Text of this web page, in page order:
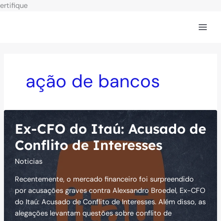
ertifiqueIr
ação de bancos
Ex-CFO do Itaú: Acusado de
Conflito de Interesses
Noticias
Recentemente, o mercado financeiro foi surpreendido
por acusações graves contra Alexsandro Broedel, Ex-CFO
do Itaú: Acusado de Conflito de Interesses. Além disso, as
alegações levantam questões sobre conflito de